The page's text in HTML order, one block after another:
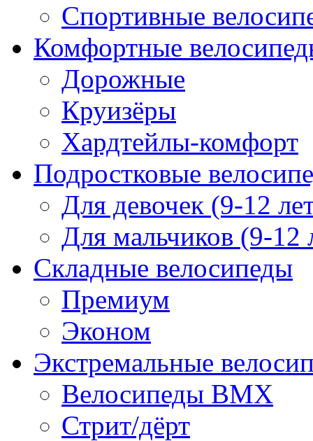
Спортивные
Комфортные
Дорожные
Круизёры
Хардтейлы-комфорт
Подростковые
Для девочек (9-12
Для мальчиков (9-12
Складные велосипеды
Премиум
Эконом
Экстремальные
Велосипеды BMX
Стрит/дёрт